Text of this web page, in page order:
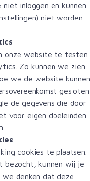
inloggen en kunnen
niet worden
onze website te testen
Zo kunnen we zien
we de website kunnen
gesloten
de gegevens die door
voor eigen doeleinden
cookies te plaatsen.
bezocht, kunnen wij je
denken dat deze